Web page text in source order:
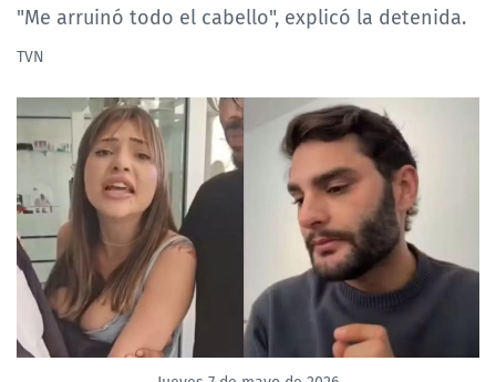
TVN PLAY
PROGRAMAS
TELESERIES
NTV
ACTUALIDAD Y TENDENCIAS
"Me arruinó todo el cabello", explicó la detenida.
TVN